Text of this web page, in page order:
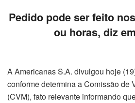
Pedido pode ser feito
ou horas, diz
A Americanas S.A. divulgou hoje
conforme determina a Comissão de
(CVM), fato relevante informando